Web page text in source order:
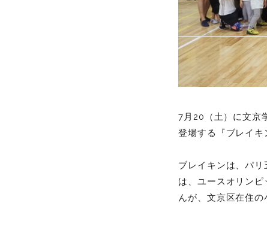
7月20（土）に文京
登場する『ブレイキ
ブレイキンは、パ
は、ユースオリン
んが、文京区在住